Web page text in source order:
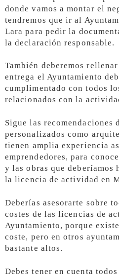
donde vamos a montar el
tendremos que ir al
Lara para pedir la
la declaración responsable.
También deberemos
entrega el Ayuntamiento
cumplimentado con todos
relacionados con la
Sigue las recomendaciones
personalizados como
tienen amplia experiencia
emprendedores, para
y las obras que deberíamos
la licencia de actividad en
Deberías asesorarte sobre
costes de las licencias de
Ayuntamiento, porque
coste, pero en otros
bastante altos.
Debes tener en cuenta